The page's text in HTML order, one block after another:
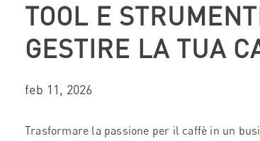
TOOL E
GESTIRE LA TUA
feb 11, 2026
Trasformare la passione per il caffè in un